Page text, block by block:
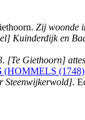
Zij woonde
Kuinderdijk en
Giethoorn]
(HOMMELS
Steenwijkerwold].